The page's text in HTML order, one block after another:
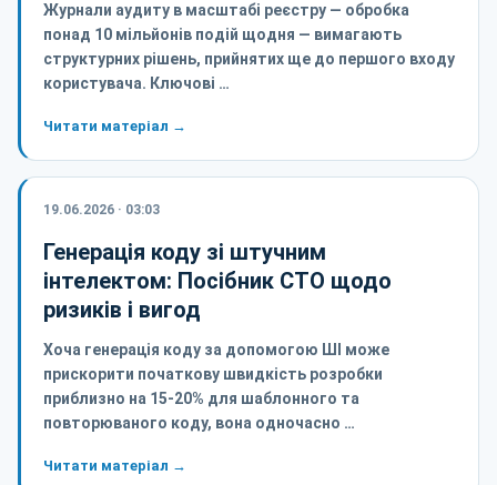
Журнали аудиту в масштабі реєстру — обробка
понад 10 мільйонів подій щодня — вимагають
структурних рішень, прийнятих ще до першого входу
користувача. Ключові …
Читати матеріал →
19.06.2026 · 03:03
Генерація коду зі штучним
інтелектом: Посібник CTO щодо
ризиків і вигод
Хоча генерація коду за допомогою ШІ може
прискорити початкову швидкість розробки
приблизно на 15-20% для шаблонного та
повторюваного коду, вона одночасно …
Читати матеріал →